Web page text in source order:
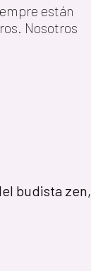
están
Nosotros
budista zen,